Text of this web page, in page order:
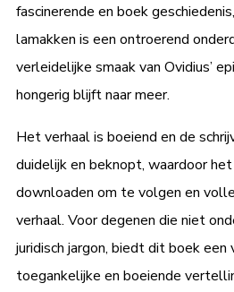
fascinerende en boek
lamakken is een ontroerend
verleidelijke smaak van Ovidius’
hongerig blijft naar meer.
Het verhaal is boeiend en de
duidelijk en beknopt, waardoor
downloaden om te volgen en
verhaal. Voor degenen die niet
juridisch jargon, biedt dit boek een
toegankelijke en boeiende